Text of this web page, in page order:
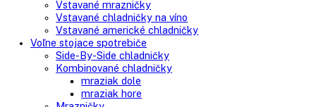
Vstavané spotrebiče
Vstavané kombinované chladničky
Vstavané chladničky
Vstavané mrazničky
Vstavané chladničky na víno
Vstavané americké chladničky
Voľne stojace spotrebiče